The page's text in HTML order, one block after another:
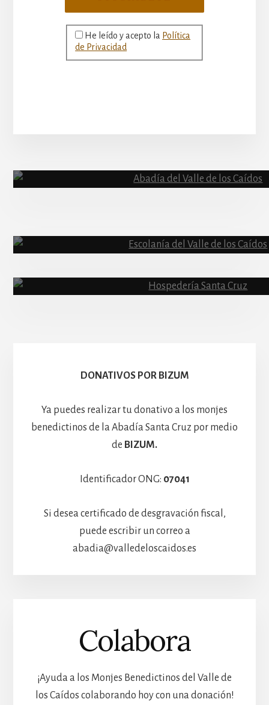
He leído y acepto la Política
de Privacidad
Content
Hospedería
DONATIVOS POR BIZUM
Ya puedes realizar tu donativo a los monjes
benedictinos de la Abadía Santa Cruz por medio
de BIZUM.
Identificador ONG: 07041
Si desea certificado de desgravación fiscal,
puede escribir un correo a
abadia@valledeloscaidos.es
Colabora
¡Ayuda a los Monjes Benedictinos del Valle de
los Caídos colaborando hoy con una donación!